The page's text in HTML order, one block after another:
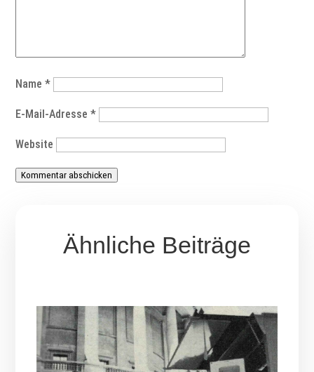
Name*
E-Mail-Adresse*
Website
Kommentar abschicken
Ähnliche Beiträge